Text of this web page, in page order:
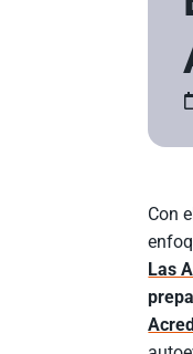
Con
Las